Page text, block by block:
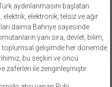
aydınlanmasını başlatan
elektronik, telsiz ve ağır
daima Bahriye sayesinde
yanı sıra, devlet, bilim,
toplumsal gelişimde her dönemde
bu seçkin ve öncü
zaferleri ile zenginleşmiştir.